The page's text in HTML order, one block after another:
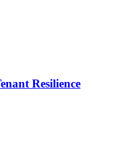
Resilience